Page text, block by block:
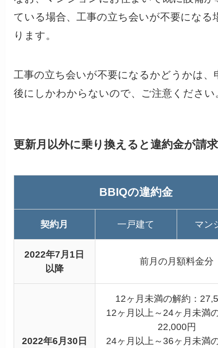
ている場合、工事の立ち会いが不要になる
ります。
工事の立ち会いが不要になるかどうかは、
後にしかわからないので、ご注意ください
更新月以外に乗り換えると違約金が請
BBIQの違約金
契約月 一戸建て マン
2022年7月1日
以降
前月の月額料金分
2022年6月30日
12ヶ月未満の解約：
12ヶ月以上～24ヶ月未満
22,000円
24ヶ月以上～36ヶ月未満